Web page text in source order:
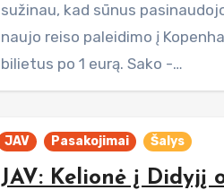
sužinau, kad sūnus
naujo reiso paleidimo į
bilietus po 1 eurą. Sako -…
JAV Pasakojimai Šalys
JAV: Kelionė į Didyjį